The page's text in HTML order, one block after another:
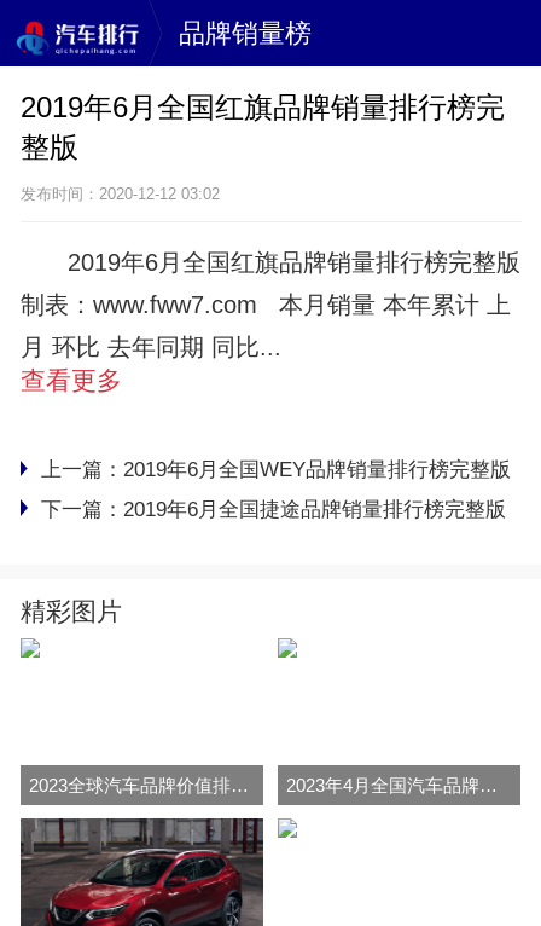
品牌销量榜
2019年6月全国红旗品牌销量排行榜完
整版
发布时间：2020-12-12 03:02
2019年6月全国红旗品牌销量排行榜完整版
制表：www.fww7.com 本月销量 本年累计 上
月 环比 去年同期 同比...
查看更多
上一篇： 2019年6月全国WEY品牌销量排行榜完整版
下一篇： 2019年6月全国捷途品牌销量排行榜完整版
精彩图片
2023全球汽车品牌价值排行榜（Brand Finance 2023年4月全国汽车品牌销量排行榜完整版